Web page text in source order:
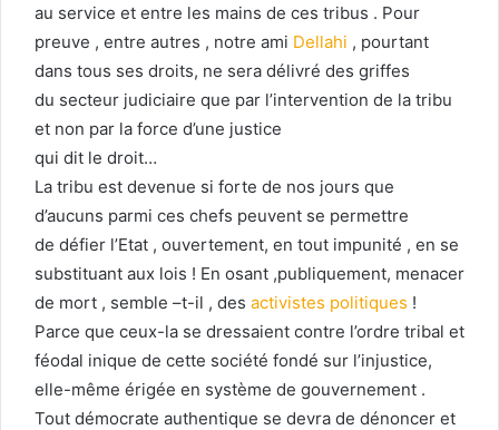
au service et entre les mains de ces tribus . Pour
preuve , entre autres , notre ami Dellahi , pourtant
dans tous ses droits, ne sera délivré des griffes
du secteur judiciaire que par l’intervention de la tribu
et non par la force d’une justice
qui dit le droit…
La tribu est devenue si forte de nos jours que
d’aucuns parmi ces chefs peuvent se permettre
de défier l’Etat , ouvertement, en tout impunité , en se
substituant aux lois ! En osant ,publiquement, menacer
de mort , semble –t-il , des activistes politiques !
Parce que ceux-la se dressaient contre l’ordre tribal et
féodal inique de cette société fondé sur l’injustice,
elle-même érigée en système de gouvernement .
Tout démocrate authentique se devra de dénoncer et